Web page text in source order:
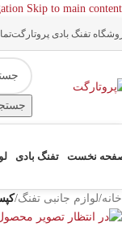
Skip to main content
تفنگ بادی پروتارگت
نخست تفنگ بادی
خانه/لوازم جانبی تفنگ/